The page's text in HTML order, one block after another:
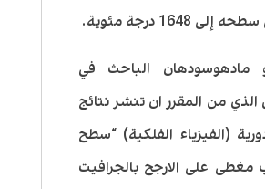
1648 درجة مئوية.
مادهوسودهان الباحث في
من المقرر ان تنشر نتائج
(الفيزياء الفلكية) “سطح
مغطى على الارجح بالجرافيت